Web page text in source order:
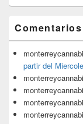
partir del